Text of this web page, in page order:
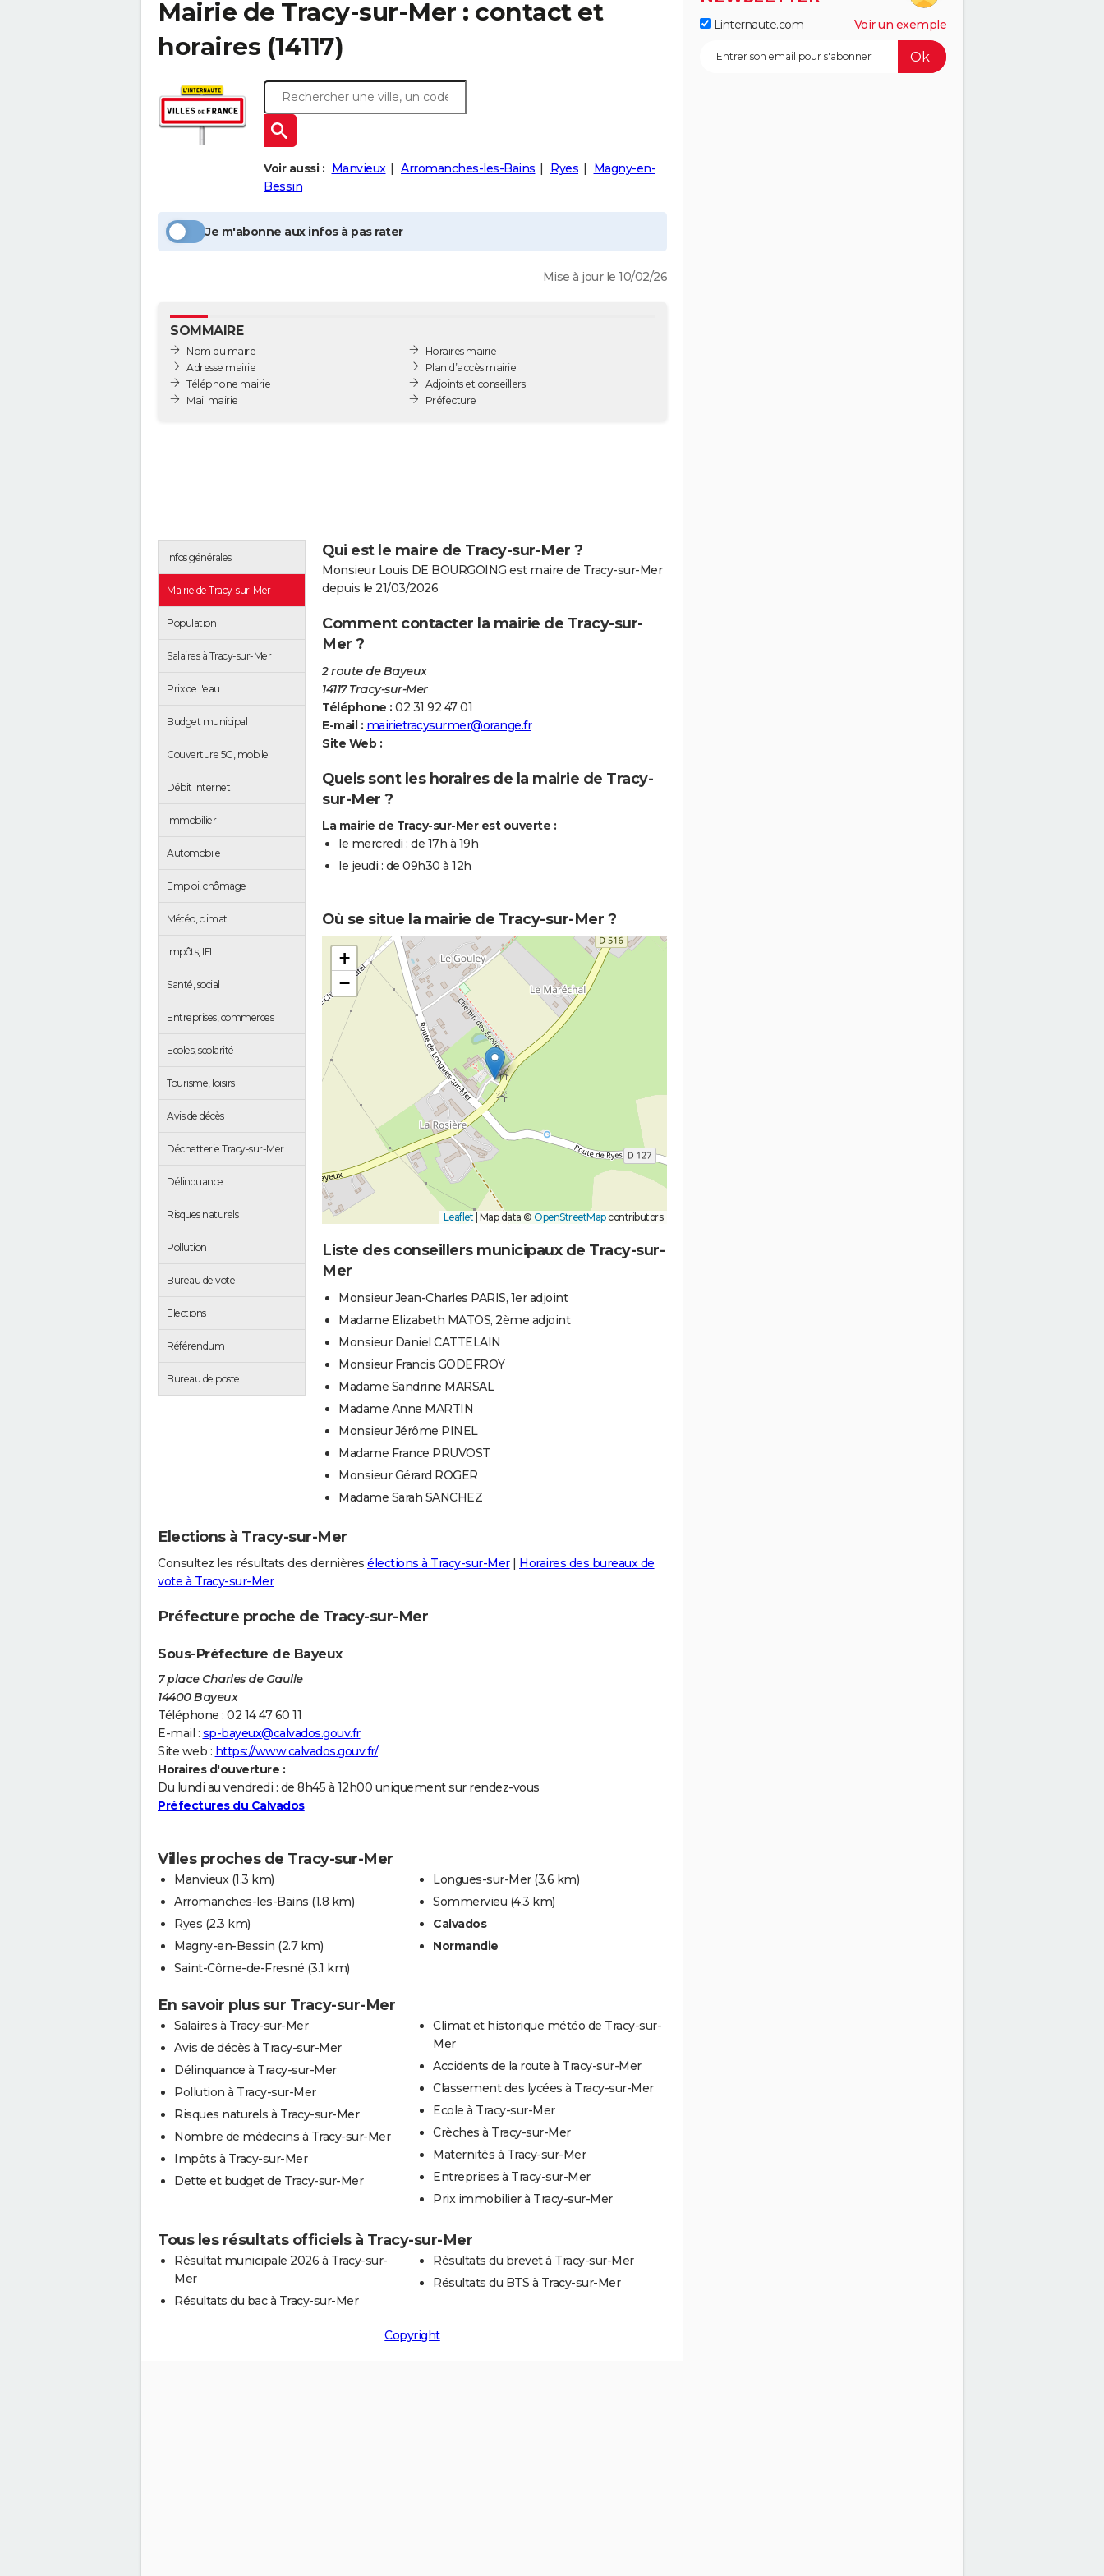
Mairie de Tracy-sur-Mer : contact et
horaires (14117)
Voir aussi : Manvieux Arromanches-les-Bains Ryes
Magny-en-
Bessin
Je m'abonne aux infos à pas rater
Mise à jour le 10/02/26
SOMMAIRE
Nom du maire
Adresse mairie
Téléphone mairie
Mail mairie
Horaires mairie
Plan d’accès mairie
Adjoints et conseillers
Préfecture
Infos générales
Mairie de Tracy-sur-Mer
Population
Salaires à Tracy-sur-Mer
Prix de l'eau
Budget municipal
Couverture 5G, mobile
Débit Internet
Immobilier
Automobile
Emploi, chômage
Météo, climat
Impôts, IFI
Santé, social
Entreprises, commerces
Ecoles, scolarité
Tourisme, loisirs
Avis de décès
Déchetterie Tracy-sur-Mer
Délinquance
Risques naturels
Pollution
Bureau de vote
Elections
Référendum
Bureau de poste
Qui est le maire de Tracy-sur-Mer ?
Monsieur Louis DE BOURGOING est maire de Tracy-sur-Mer
depuis le 21/03/2026
Comment contacter la mairie de Tracy-sur-
Mer ?
2 route de Bayeux
14117 Tracy-sur-Mer
Téléphone : 02 31 92 47 01
E-mail : mairietracysurmer@orange.fr
Site Web :
Quels sont les horaires de la mairie de Tracy-
sur-Mer ?
La mairie de Tracy-sur-Mer est ouverte :
le mercredi : de 17h à 19h
le jeudi : de 09h30 à 12h
Où se situe la mairie de Tracy-sur-Mer ?
+
−
Leaflet Map data © OpenStreetMapcontributors
Liste des conseillers municipaux de Tracy-sur-
Mer
Monsieur Jean-Charles PARIS, 1er adjoint
Madame Elizabeth MATOS, 2ème adjoint
Monsieur Daniel CATTELAIN
Monsieur Francis GODEFROY
Madame Sandrine MARSAL
Madame Anne MARTIN
Monsieur Jérôme PINEL
Madame France PRUVOST
Monsieur Gérard ROGER
Madame Sarah SANCHEZ
Elections à Tracy-sur-Mer
Consultez les résultats des dernières élections à Tracy-sur-Mer| Horaires des bureaux de
vote à Tracy-sur-Mer
Préfecture proche de Tracy-sur-Mer
Sous-Préfecture de Bayeux
7 place Charles de Gaulle
14400 Bayeux
Téléphone : 02 14 47 60 11
E-mail : sp-bayeux@calvados.gouv.fr
Site web : https://www.calvados.gouv.fr/
Horaires d'ouverture :
Du lundi au vendredi : de 8h45 à 12h00 uniquement sur rendez-vous
Préfectures du Calvados
Villes proches de Tracy-sur-Mer
Manvieux (1.3 km)
Arromanches-les-Bains (1.8 km)
Ryes (2.3 km)
Magny-en-Bessin (2.7 km)
Saint-Côme-de-Fresné (3.1 km)
Longues-sur-Mer (3.6 km)
Sommervieu (4.3 km)
Calvados
Normandie
En savoir plus sur Tracy-sur-Mer
Salaires à Tracy-sur-Mer
Avis de décès à Tracy-sur-Mer
Délinquance à Tracy-sur-Mer
Pollution à Tracy-sur-Mer
Risques naturels à Tracy-sur-Mer
Nombre de médecins à Tracy-sur-Mer
Impôts à Tracy-sur-Mer
Dette et budget de Tracy-sur-Mer
Climat et historique météo de Tracy-sur-
Mer
Accidents de la route à Tracy-sur-Mer
Classement des lycées à Tracy-sur-Mer
Ecole à Tracy-sur-Mer
Crèches à Tracy-sur-Mer
Maternités à Tracy-sur-Mer
Entreprises à Tracy-sur-Mer
Prix immobilier à Tracy-sur-Mer
Tous les résultats officiels à Tracy-sur-Mer
Résultat municipale 2026 à Tracy-sur-
Mer
Résultats du bac à Tracy-sur-Mer
Résultats du brevet à Tracy-sur-Mer
Résultats du BTS à Tracy-sur-Mer
Copyright
Linternaute.com Voir un exemple